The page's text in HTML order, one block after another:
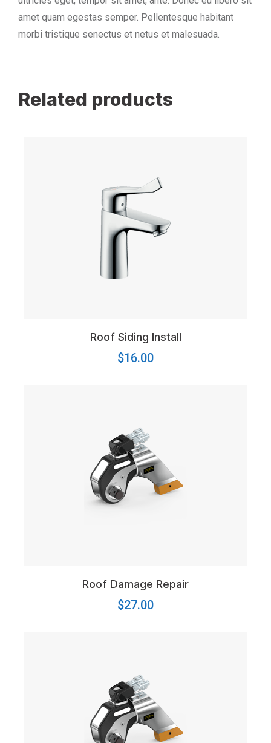
amet quam egestas semper. Pellentesque habitant
morbi tristique senectus et netus et malesuada.
Related products
Roof Siding Install
$16.00
Roof Damage Repair
$27.00